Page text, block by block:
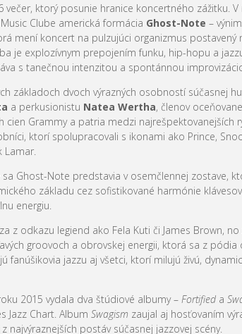
večer, ktorý posunie hranice koncertného zážitku.
Clube americká formácia Ghost-Note –
mení koncert na pulzujúci organizmus postavený
je explozívnym prepojením funku, hip-hopu a
s tanečnou intenzitou a spontánnou
základoch dvoch výrazných osobností súčasnej
a perkusionistu Natea Wertha, členov
cien Grammy a patria medzi najrešpektovanejších
ktorí spolupracovali s ikonami ako Prince,
Lamar.
Ghost-Note predstavia v osemčlennej zostave,
základu cez sofistikované harmónie
energiu.
z odkazu legiend ako Fela Kuti či James Brown,
groovoch a obrovskej energii, ktorá sa z
fanúšikovia jazzu aj všetci, ktorí milujú živú,
2015 vydala dva štúdiové albumy – Fortifieda
Jazz Chart. Album Swagism zaujal aj hosťovaním
najvýraznejších postáv súčasnej jazzovej scény.